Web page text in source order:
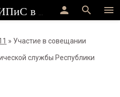
menu
search
person
» Участие в совещании
службы Республики